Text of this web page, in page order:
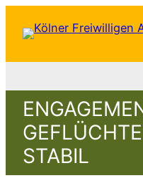
STABIL